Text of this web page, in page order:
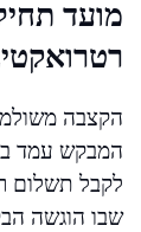
מועד
הקצבה
המבקש עמד
שבו הוגשה